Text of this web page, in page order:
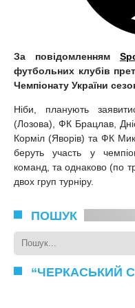
За повідомленням
футбольних клубів
Чемпіонату України
Ніби, планують
(Лозова), ФК Брацлав,
Корміл (Яворів) та ФК
беруть участь у
команд, та однаково (по
двох груп турніру.
ПОШУК
“ЧЕРКАСЬКИЙ